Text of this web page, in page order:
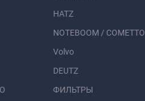
HATZ
NOTEBOOM / COMETTO
Volvo
DEUTZ
ФИЛЬТРЫ